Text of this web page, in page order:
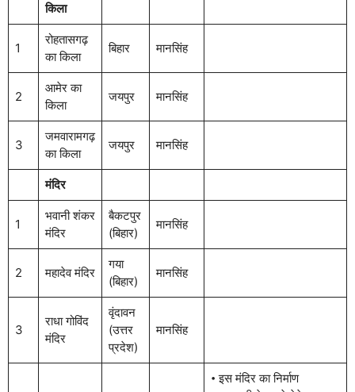
किला
1
रोहतासगढ़
का किला
बिहार मानसिंह
2
आमेर का
किला
जयपुर मानसिंह
3
जमवारामगढ़
का किला
जयपुर मानसिंह
मंदिर
1
भवानी शंकर
मंदिर
बैकटपुर
(बिहार)
मानसिंह
2 महादेव मंदिर
गया
(बिहार)
मानसिंह
3
राधा गोविंद
मंदिर
वृंदावन
(उत्तर
प्रदेश)
मानसिंह
𑇐 इस मंदिर का निर्माण